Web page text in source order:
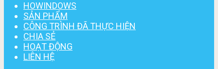
HOWINDOWS
SẢN PHẨM
CÔNG TRÌNH ĐÃ THỰC HIỆN
CHIA SẺ
HOẠT ĐỘNG
LIÊN HỆ